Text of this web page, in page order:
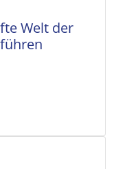
Welt der